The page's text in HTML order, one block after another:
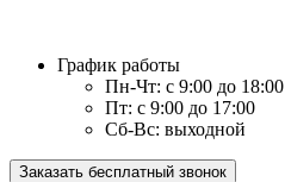
График работы
Пн-Чт: с 9:00 до 18:00
Пт: с 9:00 до 17:00
Сб-Вс: выходной
Заказать бесплатный звонок